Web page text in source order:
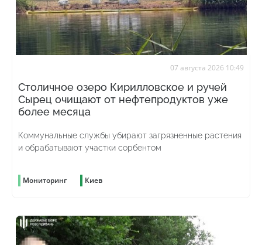
07 августа 2026 10:49
Столичное озеро Кирилловское и ручей
Сырец очищают от нефтепродуктов уже
более месяца
Коммунальные службы убирают загрязненные растения
и обрабатывают участки сорбентом
Мониторинг Киев